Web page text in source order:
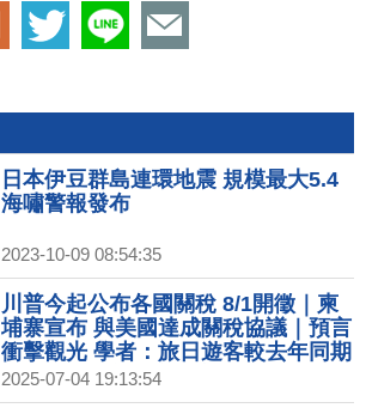
日本伊豆群島連環地震 規模最大5.4
海嘯警報發布
2023-10-09 08:54:35
川普今起公布各國關稅 8/1開徵｜柬
埔寨宣布 與美國達成關稅協議｜預言
衝擊觀光 學者：旅日遊客較去年同期
略減｜光陽新董座首亮相 柯俊斌：燃
油機車擴大布局
2025-07-04 19:13:54